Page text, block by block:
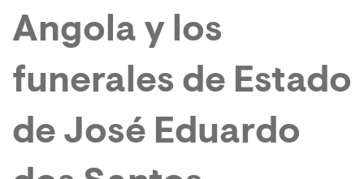
Angola y los
funerales de Estado
de José Eduardo